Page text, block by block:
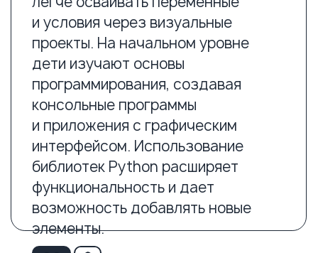
Базовый уровень курса посвящён
созданию игр на Python. Ученики
разрабатывают свои первые игры,
углубляясь в программирование.
Они используют библиотеку Tkinter
для графического интерфейса.
Дети изучают важные концепции,
такие как классы и наследование,
что помогает создавать более
сложные приложения. На среднем
уровне дети переходят
к разработке чат‑ботов для
мессенджера. Ученики осваивают
02